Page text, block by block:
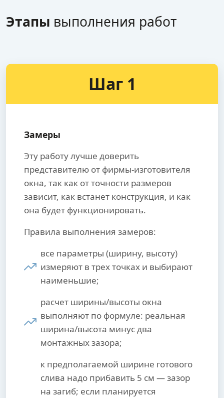
Этапы выполнения работ
Шаг 1
Замеры
Эту работу лучше доверить
представителю от фирмы-изготовителя
окна, так как от точности размеров
зависит, как встанет конструкция, и как
она будет функционировать.
Правила выполнения замеров:
все параметры (ширину, высоту)
измеряют в трех точках и выбирают
наименьшие;
расчет ширины/высоты окна
выполняют по формуле: реальная
ширина/высота минус два
монтажных зазора;
к предполагаемой ширине готового
слива надо прибавить 5 см — зазор
на загиб; если планируется